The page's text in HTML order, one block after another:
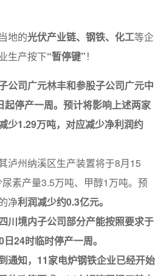
地的光伏产业链、钢铁、化工等企
生产按下“暂停键”！
公司广元林丰和参股子公司广元中
起停产一周。预计将影响上述两家
少1.29万吨，对应减少净利润约
泸州纳溪区生产装置将于8月15
素产量3.5万吨、甲醇1万吨。预
净利润减少约0.3亿元。
川境内子公司部分产能按照要求于
24时临时停产一周。
通知，11家电炉钢铁企业已经开始